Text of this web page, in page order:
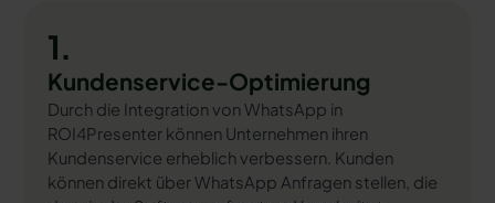
1.
Kundenservice-Optimierung
Durch die Integration von WhatsApp in
ROI4Presenter können Unternehmen ihren
Kundenservice erheblich verbessern. Kunden
können direkt über WhatsApp Anfragen stellen, die